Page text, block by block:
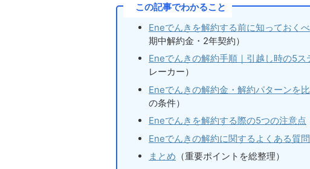
この記事でわかること
Eneでんきを解約する前に知っておく
期中解約金・2年契約）
Eneでんきの解約手順｜引越し時の5ス
レーカー）
Eneでんきの解約金・解約パターンを
の条件）
Eneでんきを解約する際の5つの注意点
Eneでんきの解約に関するよくある質問
まとめ （重要ポイントを総整理）